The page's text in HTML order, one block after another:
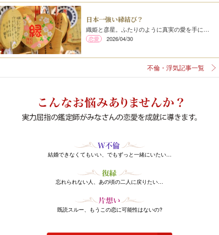
日本一強い縁結び？
織姫と彦星。ふたりのように真実の愛を手に…
恋愛 2026/04/30
不倫・浮気記事一覧
結婚できなくてもいい、でもずっと一緒にいたい…
忘れられない人、あの頃の二人に戻りたい…
既読スルー、もうこの恋に可能性はないの?